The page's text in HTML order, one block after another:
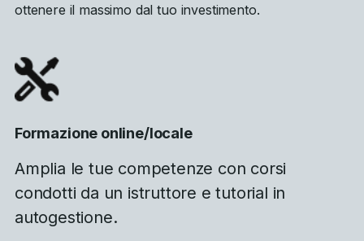
ottenere il massimo dal tuo investimento.
Formazione online/locale
Amplia le tue competenze con corsi
condotti da un istruttore e tutorial in
autogestione.